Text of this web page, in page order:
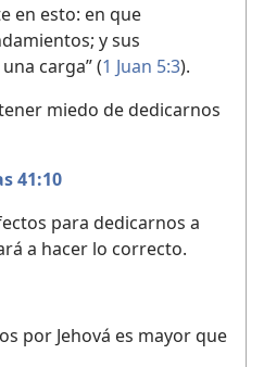
en esto: en que
y sus
carga” (1 Juan 5:3).
miedo de dedicarnos
41:10
para dedicarnos a
a hacer lo correcto.
por Jehová es mayor que